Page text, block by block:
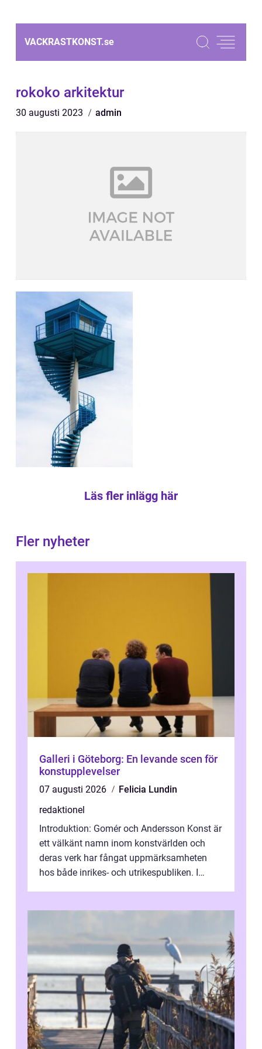
VACKRASTKONST.se
rokoko arkitektur
30 augusti 2023 admin
Läs fler inlägg här
Fler nyheter
Galleri i Göteborg: En levande scen för
konstupplevelser
07 augusti 2026
Felicia Lundin
redaktionel
Introduktion: Gomér och Andersson Konst är
ett välkänt namn inom konstvärlden och
deras verk har fångat uppmärksamheten
hos både inrikes- och utrikespubliken. I